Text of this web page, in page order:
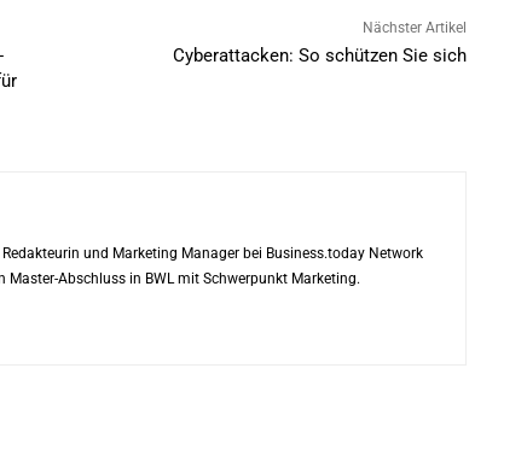
Nächster Artikel
Cyberattacken: So schützen Sie sich
und Marketing Manager bei Business.today Network
Master-Abschluss in BWL mit Schwerpunkt Marketing.